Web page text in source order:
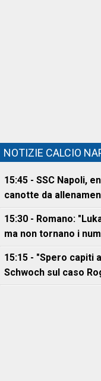
NOTIZIE CALCIO
15:45 - SSC Napoli,
canotte da
15:30 - Romano:
ma non tornano i
15:15 - "Spero capiti
Schwoch sul caso